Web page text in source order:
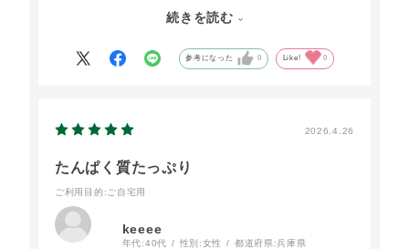
を毎朝生食としていただき誠に美味しくかつ老夫
う御座いました又リピートします
続きを読む
参考になった 0 Like! 0
2026.4.26
たんぱく質たっぷり
ご利用目的 :ご自宅用
keeee
年代:40代 性別:女性 都道府県:兵庫県